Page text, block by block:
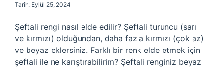
Tarih: Eylül 25, 2024
Şeftali rengi nasıl elde edilir? Şeftali turuncu (sarı
ve kırmızı) olduğundan, daha fazla kırmızı (çok az)
ve beyaz eklersiniz. Farklı bir renk elde etmek için
şeftali ile ne karıştırabilirim? Şeftali renginiz beyaz